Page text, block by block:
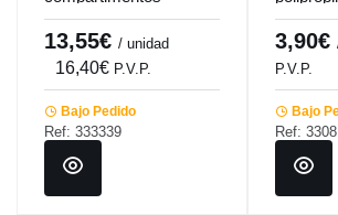
42,7x20,8x15,1 cm
Pro.cooker
13,55€ / unidad
16,40€ P.V.P.
Bajo Pedido
Ref: 333339
cm 7
3,90€
P.V.P.
Bajo
Ref: